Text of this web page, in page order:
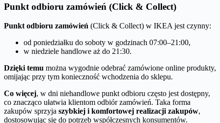
Punkt odbioru zamówień (Click & Collect)
Punkt odbioru zamówień (Click & Collect) w IKEA jest czynny:
od poniedziałku do soboty w godzinach 07:00–21:00,
w niedziele handlowe aż do 21:30.
Dzięki temu można wygodnie odebrać zamówione online produkty,
omijając przy tym konieczność wchodzenia do sklepu.
Co więcej, w dni niehandlowe punkt odbioru często jest dostępny,
co znacząco ułatwia klientom odbiór zamówień. Taka forma
zakupów sprzyja szybkiej i komfortowej realizacji zakupów,
dostosowując się do potrzeb współczesnych konsumentów.